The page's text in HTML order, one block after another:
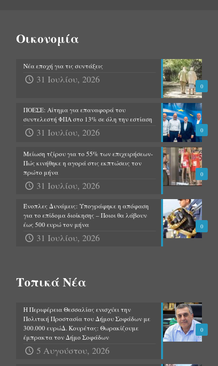
Οικονομία
0
Νέα εποχή για τις συντάξεις
31 Ιουλίου, 2026
0
ΠΟΕΣΕ: Αίτημα για επαναφορά του
συντελεστή ΦΠΑ στο 13% σε όλη την εστίαση
31 Ιουλίου, 2026
0
Μείωση τζίρου για το 55% των επιχειρήσεων-
Πώς κινήθηκε η αγορά στις εκπτώσεις τον
πρώτο μήνα
31 Ιουλίου, 2026
0
Ένοπλες Δυνάμεις: Υπογράφηκε η απόφαση
για το επίδομα διοίκησης – Ποιοι θα λάβουν
έως 500 ευρώ τον μήνα
31 Ιουλίου, 2026
Τοπικά Νέα
0
Η Περιφέρεια Θεσσαλίας ενισχύει την
Πολιτική Προστασία του Δήμου Σοφάδων με
300.000 ευρώΔ. Κουρέτας: Θωρακίζουμε
έμπρακτα τον Δήμο Σοφάδων
5 Αυγούστου, 2026